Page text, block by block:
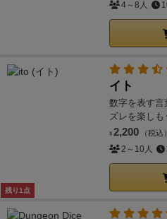
4～8人
残り1点
イト
数字を表す言
ズレを楽しも
¥ 2,200 （税込）
2～10人